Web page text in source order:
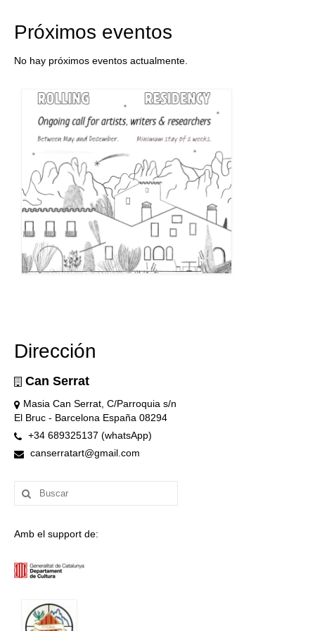
Próximos eventos
No hay próximos eventos actualmente.
Dirección
Can Serrat
Masia Can Serrat, C/Parroquia s/n
El Bruc - Barcelona España 08294
+34 689325137 (whatsApp)
canserratart@gmail.com
Buscar
por:
Amb el support de: